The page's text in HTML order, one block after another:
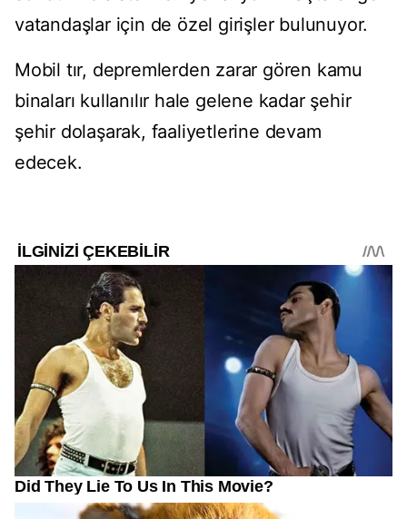
vatandaşlar için de özel girişler bulunuyor.
Mobil tır, depremlerden zarar gören kamu
binaları kullanılır hale gelene kadar şehir
şehir dolaşarak, faaliyetlerine devam
edecek.